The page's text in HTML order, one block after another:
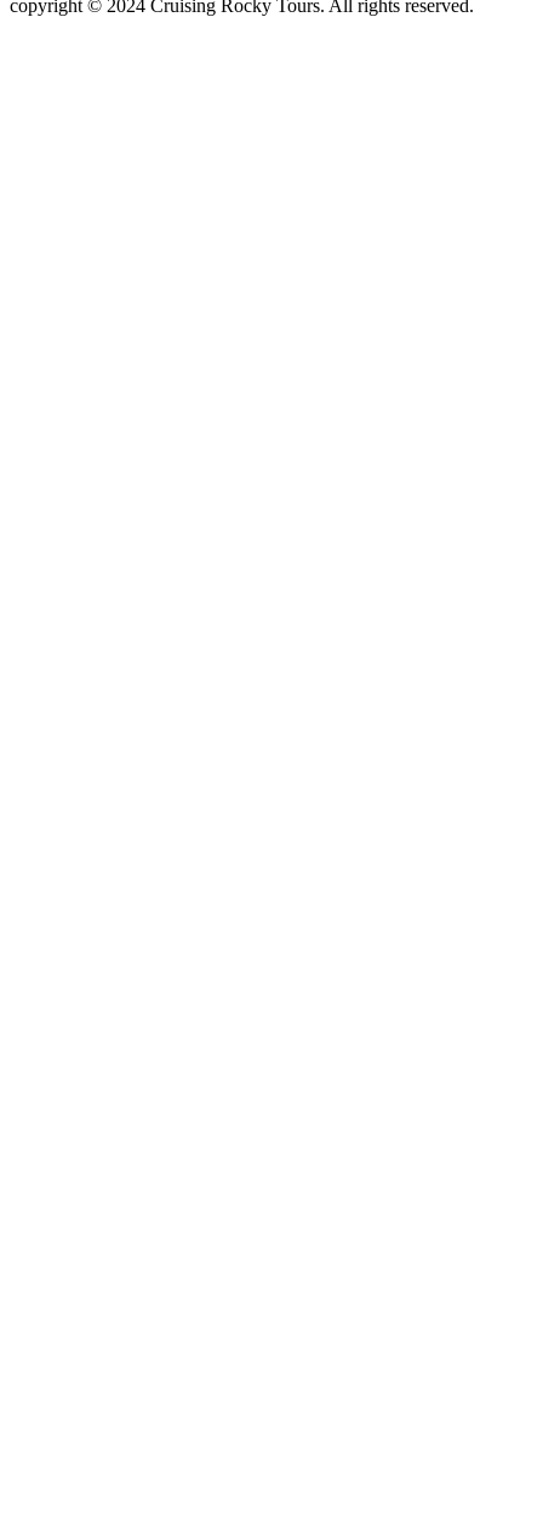
copyright © 2024 Cruising Rocky Tours. All rights reserved.